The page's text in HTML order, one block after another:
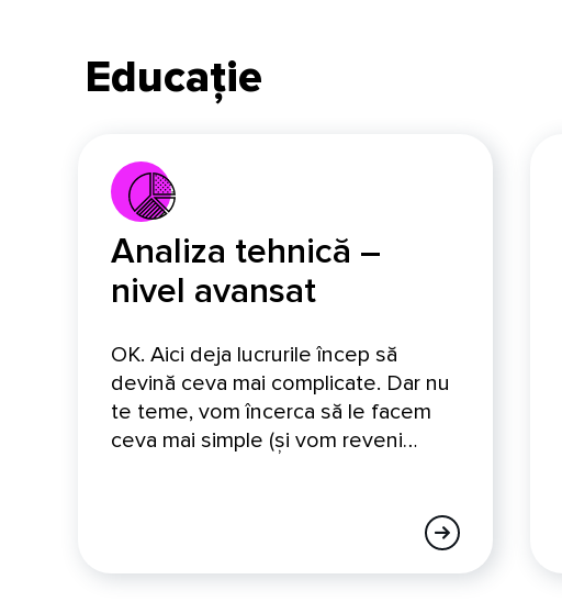
Educație
Analiza tehnică –
nivel avansat
OK. Aici deja lucrurile încep să
devină ceva mai complicate. Dar nu
te teme, vom încerca să le facem
ceva mai simple (și vom reveni…